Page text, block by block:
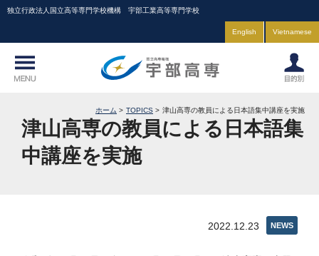
独立行政法人国立高等専門学校機構 宇部工業高等専門学校
English Vietnamese
ホーム TOPICS 津山高専の教員による日本語集中講座を実施
津山高専の教員による日本語集
中講座を実施
NEWS
2022.12.23